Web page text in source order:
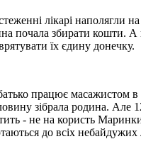
лікарі наполягли
збирати кошти. А
їх єдину донечку.
працює
зібрала родина.
- не на користь
до всіх